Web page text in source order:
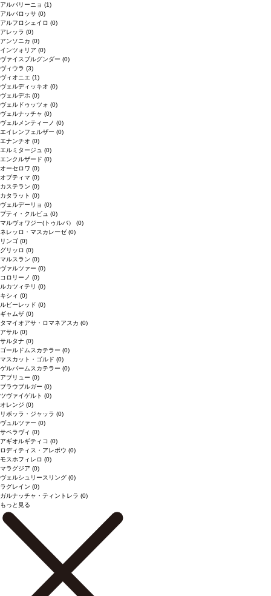
アルバリーニョ (1)
アルバロッサ (0)
アルフロシェイロ (0)
アレッラ (0)
アンソニカ (0)
インツォリア (0)
ヴァイスブルグンダー (0)
ヴィウラ (3)
ヴィオニエ (1)
ヴェルディッキオ (0)
ヴェルデホ (0)
ヴェルドゥッツォ (0)
ヴェルナッチャ (0)
ヴェルメンティーノ (0)
エイレンフェルザー (0)
エナンチオ (0)
エルミタージュ (0)
エンクルザード (0)
オーセロワ (0)
オプティマ (0)
カステラン (0)
カタラット (0)
ヴェルデーリョ (0)
プティ・クルビュ (0)
マルヴォワジー(トゥルバ） (0)
ネレッロ・マスカレーゼ (0)
リンゴ (0)
グリッロ (0)
マルスラン (0)
ヴァルツァー (0)
コロリーノ (0)
ルカツィテリ (0)
キシィ (0)
ルビーレッド (0)
ギャムザ (0)
タマイオアサ・ロマネアスカ (0)
アサル (0)
サルタナ (0)
ゴールドムスカテラー (0)
マスカット・ゴルド (0)
ゲルバームスカテラー (0)
アブリュー (0)
ブラウブルガー (0)
ツヴァイゲルト (0)
オレンジ (0)
リボッラ・ジャッラ (0)
ヴュルツァー (0)
サペラヴィ (0)
アギオルギティコ (0)
ロディティス・アレポウ (0)
モスホフィレロ (0)
マラグジア (0)
ヴェルシュリースリング (0)
ラグレイン (0)
ガルナッチャ・ティントレラ (0)
もっと見る